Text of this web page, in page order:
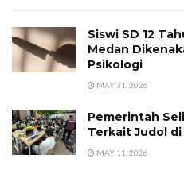
Siswi SD 12
Medan
Psikologi
MAY 31, 2026
Pemerintah
Terkait Judol
MAY 11, 2026